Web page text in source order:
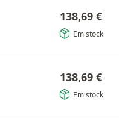
138,69 €
Em stock
138,69 €
Em stock